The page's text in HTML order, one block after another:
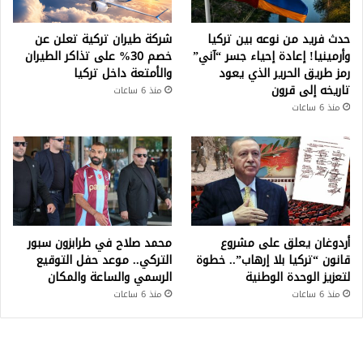
حدث فريد من نوعه بين تركيا
وأرمينيا! إعادة إحياء جسر “آني”
رمز طريق الحرير الذي يعود
تاريخه إلى قرون
منذ 6 ساعات
شركة طيران تركية تعلن عن
خصم 30% على تذاكر الطيران
والأمتعة داخل تركيا
منذ 6 ساعات
أردوغان يعلق على مشروع
قانون “تركيا بلا إرهاب”.. خطوة
لتعزيز الوحدة الوطنية
منذ 6 ساعات
محمد صلاح في طرابزون سبور
التركي.. موعد حفل التوقيع
الرسمي والساعة والمكان
منذ 6 ساعات